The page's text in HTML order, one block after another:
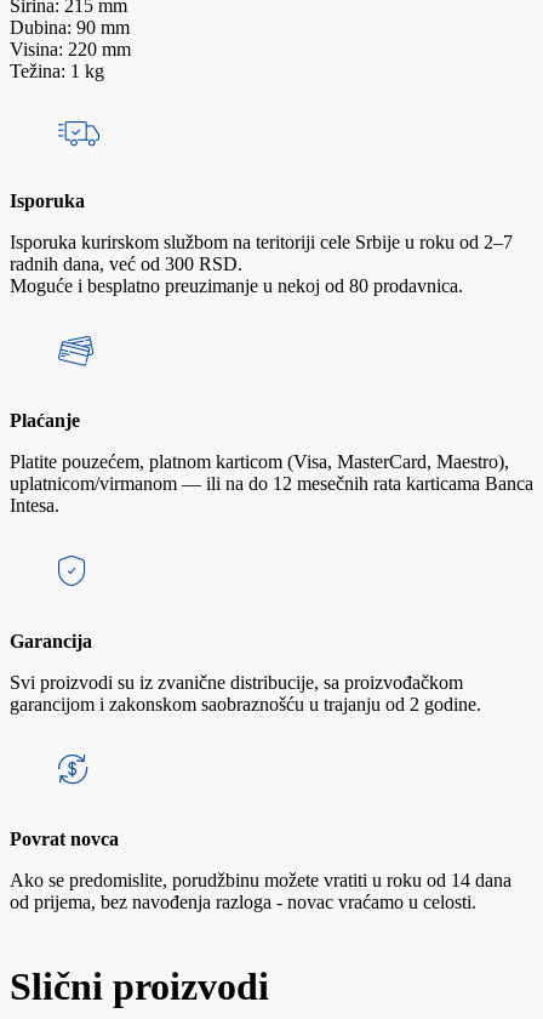
Širina: 215 mm
Dubina: 90 mm
Visina: 220 mm
Težina: 1 kg
Isporuka
Isporuka kurirskom službom na teritoriji cele Srbije u roku od 2–7
radnih dana, već od 300 RSD.
Moguće i besplatno preuzimanje u nekoj od 80 prodavnica.
Plaćanje
Platite pouzećem, platnom karticom (Visa, MasterCard, Maestro),
uplatnicom/virmanom — ili na do 12 mesečnih rata karticama Banca
Intesa.
Garancija
Svi proizvodi su iz zvanične distribucije, sa proizvođačkom
garancijom i zakonskom saobraznošću u trajanju od 2 godine.
Povrat novca
Ako se predomislite, porudžbinu možete vratiti u roku od 14 dana
od prijema, bez navođenja razloga - novac vraćamo u celosti.
Slični proizvodi